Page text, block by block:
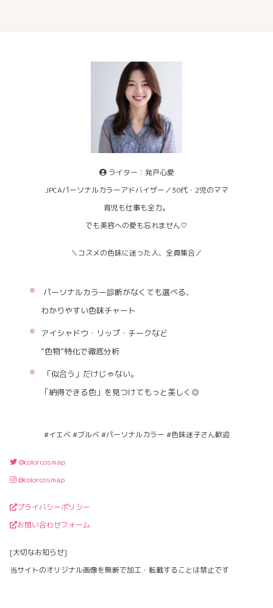
ライター：発戸心愛
JPCAパーソナルカラーアドバイザー／30代・2児のママ
育児も仕事も全力。
でも美容への愛も忘れません♡
＼コスメの色味に迷った人、全員集合／
パーソナルカラー診断がなくても選べる、
わかりやすい色味チャート
アイシャドウ・リップ・チークなど
“色物”特化で徹底分析
「似合う」だけじゃない。
「納得できる色」を見つけてもっと美しく◎
#イエベ #ブルベ #パーソナルカラー #色味迷子さん歓迎
@colorcosmap
@colorcosmap
プライバシーポリシー
お問い合わせフォーム
[大切なお知らせ]
当サイトのオリジナル画像を無断で加工・転載することは禁止です